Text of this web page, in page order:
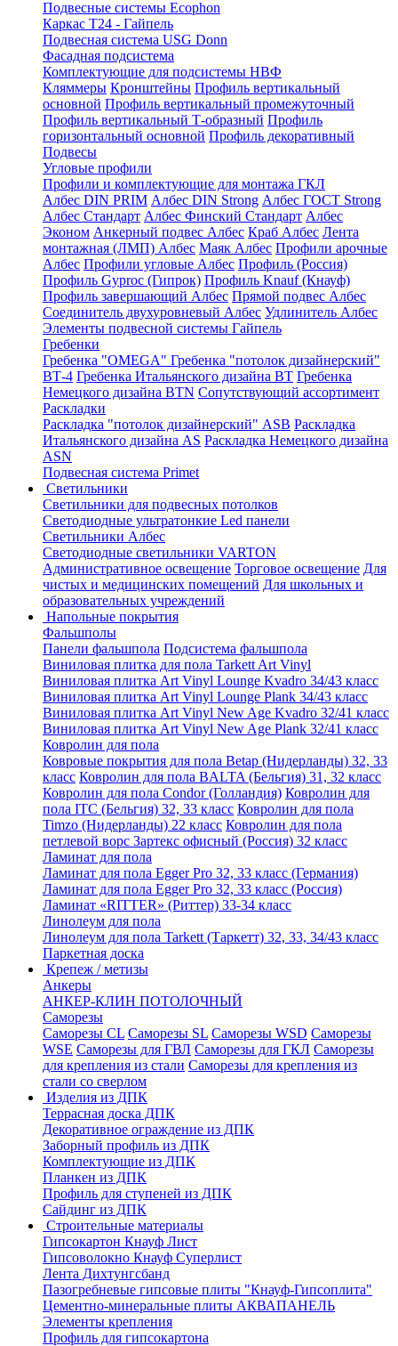
Подвесные системы Ecophon
Каркас Т24 - Гайпель
Подвесная система USG Donn
Фасадная подсистема
Комплектующие для подсистемы НВФ
Кляммеры Кронштейны Профиль вертикальный
основной Профиль вертикальный промежуточный
Профиль вертикальный Т-образный Профиль
горизонтальный основной Профиль декоративный
Подвесы
Угловые профили
Профили и комплектующие для монтажа ГКЛ
Албес DIN PRIM Албес DIN Strong Албес ГОСТ Strong
Албес Стандарт Албес Финский Стандарт Албес
Эконом Анкерный подвес Албес Краб Албес Лента
монтажная (ЛМП) Албес Маяк Албес Профили арочные
Албес Профили угловые Албес Профиль (Россия)
Профиль Gyproc (Гипрок) Профиль Knauf (Кнауф)
Профиль завершающий Албес Прямой подвес Албес
Соединитель двухуровневый Албес Удлинитель Албес
Элементы подвесной системы Гайпель
Гребенки
Гребенка "OMEGA" Гребенка "потолок дизайнерский"
ВТ-4 Гребенка Итальянского дизайна BT Гребенка
Немецкого дизайна ВТN Сопутствующий ассортимент
Раскладки
Раскладка "потолок дизайнерский" ASB Раскладка
Итальянского дизайна AS Раскладка Немецкого дизайна
АSN
Подвесная система Primet
Светильники
Светильники для подвесных потолков
Светодиодные ультратонкие Led панели
Светильники Албес
Светодиодные светильники VARTON
Административное освещение Торговое освещение Для
чистых и медицинских помещений Для школьных и
образовательных учреждений
Напольные покрытия
Фальшполы
Панели фальшпола Подсистема фальшпола
Виниловая плитка для пола Tarkett Art Vinyl
Виниловая плитка Art Vinyl Lounge Kvadro 34/43 класс
Виниловая плитка Art Vinyl Lounge Plank 34/43 класс
Виниловая плитка Art Vinyl New Age Kvadro 32/41 класс
Виниловая плитка Art Vinyl New Age Plank 32/41 класс
Ковролин для пола
Ковровые покрытия для пола Betap (Нидерланды) 32, 33
класс Ковролин для пола BALTA (Бельгия) 31, 32 класс
Ковролин для пола Condor (Голландия) Ковролин для
пола ITC (Бельгия) 32, 33 класс Ковролин для пола
Timzo (Нидерланды) 22 класс Ковролин для пола
петлевой ворс Зартекс офисный (Россия) 32 класс
Ламинат для пола
Ламинат для пола Egger Pro 32, 33 класс (Германия)
Ламинат для пола Egger Pro 32, 33 класс (Россия)
Ламинат «RITTER» (Риттер) 33-34 класс
Линолеум для пола
Линолеум для пола Tarkett (Таркетт) 32, 33, 34/43 класс
Паркетная доска
Крепеж / метизы
Анкеры
АНКЕР-КЛИН ПОТОЛОЧНЫЙ
Саморезы
Саморезы CL Саморезы SL Саморезы WSD Саморезы
WSE Саморезы для ГВЛ Саморезы для ГКЛ Саморезы
для крепления из стали Саморезы для крепления из
стали со сверлом
Изделия из ДПК
Террасная доска ДПК
Декоративное ограждение из ДПК
Заборный профиль из ДПК
Комплектующие из ДПК
Планкен из ДПК
Профиль для ступеней из ДПК
Сайдинг из ДПК
Строительные материалы
Гипсокартон Кнауф Лист
Гипсоволокно Кнауф Суперлист
Лента Дихтунгсбанд
Пазогребневые гипсовые плиты "Кнауф-Гипсоплита"
Цементно-минеральные плиты АКВАПАНЕЛЬ
Элементы крепления
Профиль для гипсокартона